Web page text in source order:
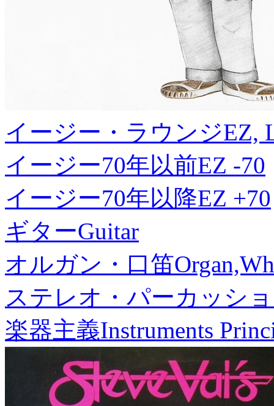
イージー・ラウンジEZ,
イージー70年以前EZ -70
イージー70年以降EZ +70
ギターGuitar
オルガン・口笛
ステレオ・パーカッシ
楽器主義Instruments